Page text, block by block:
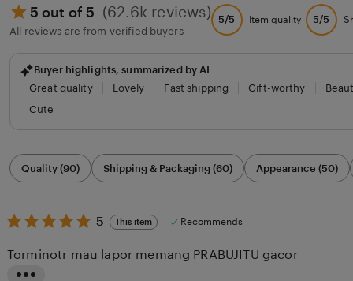
5 out of 5 (62.6k reviews)
All reviews are from verified buyers
5/5 Item quality 5/5
Buyer highlights, summarized by AI
Great quality
Lovely Fast shipping Gift-worthy
Cute
Filter
by
category
Quality (90) Shipping & Packaging (60) Appearance (50)
5
out
5
stars
5 This item Recommends
Torminotr mau lapor memang PRABUJITU gacor